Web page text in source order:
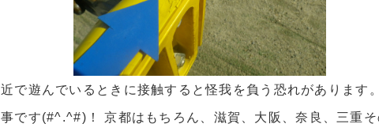
近で遊んでいるときに接触すると怪我を負う恐れがありま
事です(#^.^#)！ 京都はもちろん、滋賀、大阪、奈良、三重